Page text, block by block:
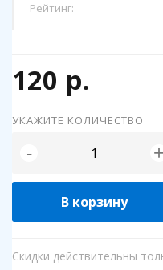
Рейтинг:
120 р.
УКАЖИТЕ КОЛИЧЕСТВО
- +
В корзину
Скидки действительны